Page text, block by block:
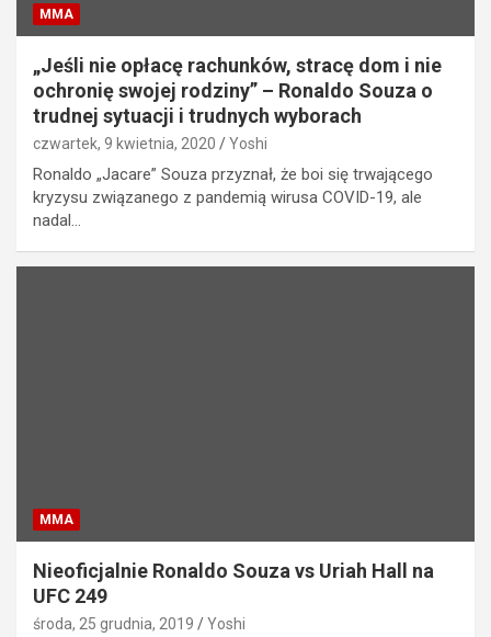
MMA
„Jeśli nie opłacę rachunków, stracę dom i nie
ochronię swojej rodziny” – Ronaldo Souza o
trudnej sytuacji i trudnych wyborach
czwartek, 9 kwietnia, 2020 Yoshi
Ronaldo „Jacare” Souza przyznał, że boi się trwającego
kryzysu związanego z pandemią wirusa COVID-19, ale
nadal…
MMA
Nieoficjalnie Ronaldo Souza vs Uriah Hall na
UFC 249
środa, 25 grudnia, 2019 Yoshi